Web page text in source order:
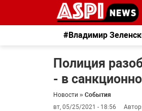
#Владимир
Полиция
- в
Новости » События
вт, 05/25/2021 - 18:56
Автор: